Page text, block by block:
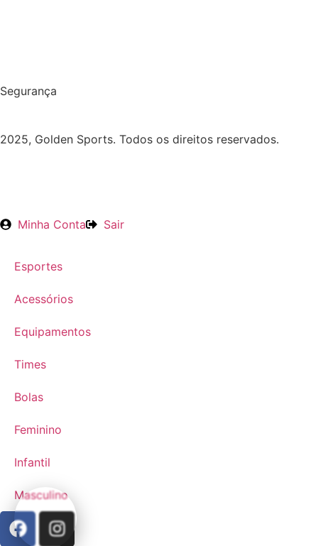
Segurança
2025, Golden Sports. Todos os direitos reservados.
Minha Conta Sair
Esportes
Acessórios
Equipamentos
Times
Bolas
Feminino
Infantil
Masculino